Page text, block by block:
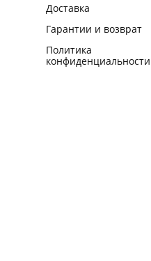
Доставка
Гарантии и возврат
Политика
конфиденциальности